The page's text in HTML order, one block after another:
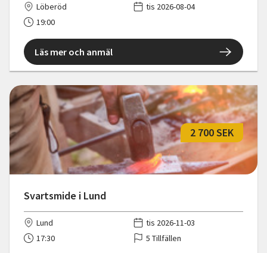
Löberöd
tis 2026-08-04
19:00
Läs mer och anmäl
Svartsmide i Lund
2 700 SEK
Lund
tis 2026-11-03
17:30
5 Tillfällen